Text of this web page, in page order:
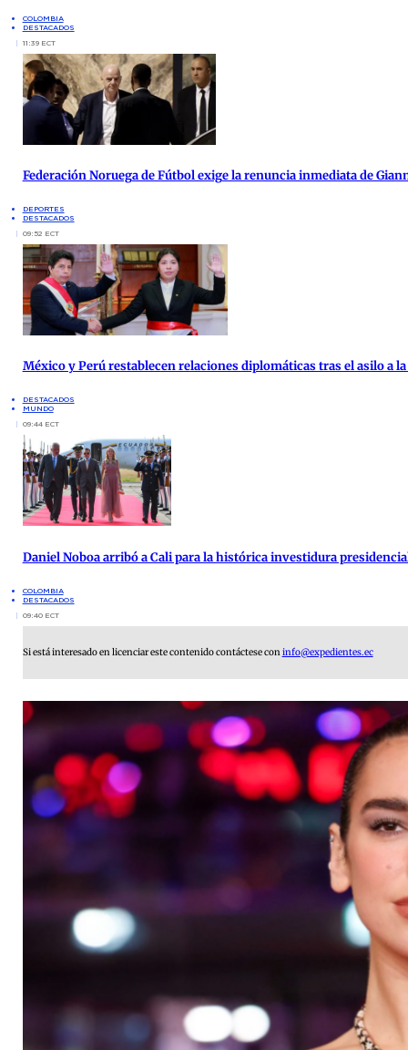
COLOMBIA
DESTACADOS
11:39 ECT
Federación Noruega de Fútbol exige la renuncia inmediata de
DEPORTES
DESTACADOS
09:52 ECT
México y Perú restablecen relaciones diplomáticas tras el asilo a
DESTACADOS
MUNDO
09:44 ECT
Daniel Noboa arribó a Cali para la histórica investidura
COLOMBIA
DESTACADOS
09:40 ECT
Si está interesado en licenciar este contenido contáctese coninfo@expedientes.ec